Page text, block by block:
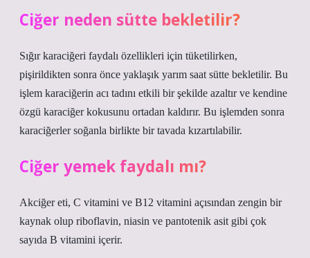
Ciğer neden sütte bekletilir?
Sığır karaciğeri faydalı özellikleri için tüketilirken,
pişirildikten sonra önce yaklaşık yarım saat sütte bekletilir. Bu
işlem karaciğerin acı tadını etkili bir şekilde azaltır ve kendine
özgü karaciğer kokusunu ortadan kaldırır. Bu işlemden sonra
karaciğerler soğanla birlikte bir tavada kızartılabilir.
Ciğer yemek faydalı mı?
Akciğer eti, C vitamini ve B12 vitamini açısından zengin bir
kaynak olup riboflavin, niasin ve pantotenik asit gibi çok
sayıda B vitamini içerir.